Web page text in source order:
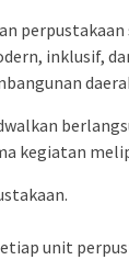
inklusif,
kegiatan
unit